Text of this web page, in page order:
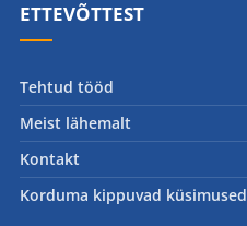
ETTEVÕTTEST
Tehtud tööd
Meist lähemalt
Kontakt
Korduma kippuvad küsimused